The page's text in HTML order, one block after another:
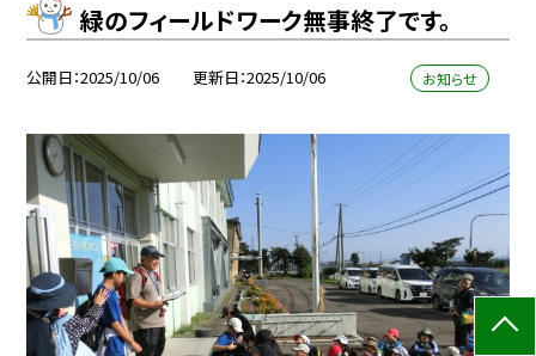
緑のフィールドワーク無事終了です。
公開日 2025/10/06 更新日 2025/10/06 お知らせ